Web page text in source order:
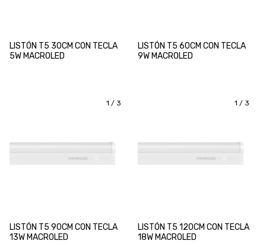
LISTÓN T5 30CM CON TECLA
5W MACROLED
LISTÓN T5 60CM CON TECLA
9W MACROLED
1 / 3
LISTÓN T5 90CM CON TECLA
13W MACROLED
1 / 3
LISTÓN T5 120CM CON TECLA
18W MACROLED